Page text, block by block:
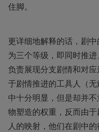
住脚。
更详细地解释的话，剧
为三个等级，即同时推
负责展现分支剧情和对
于剧情推进的工具人（
中十分明显，但是却并
物塑造的权重，反而由
人的映射，他们在剧中